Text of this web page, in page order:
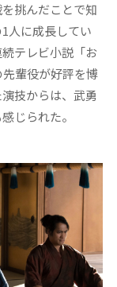
挑んだことで知
人に成長してい
テレビ小説「お
輩役が好評を博
技からは、武勇
じられた。